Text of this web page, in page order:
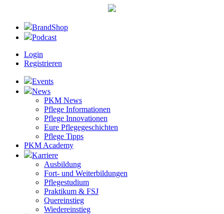
BrandShop
Podcast
Login
Registrieren
Events
News
PKM News
Pflege Informationen
Pflege Innovationen
Eure Pflegegeschichten
Pflege Tipps
PKM Academy
Karriere
Ausbildung
Fort- und Weiterbildungen
Pflegestudium
Praktikum & FSJ
Quereinstieg
Wiedereinstieg